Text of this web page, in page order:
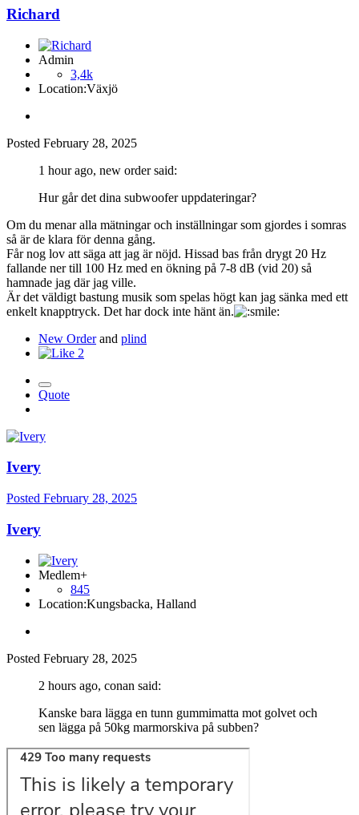
Richard
Admin
3,4k
Location:Växjö
Posted February 28, 2025
1 hour ago, new order said:
Hur går det dina subwoofer uppdateringar?
Om du menar alla mätningar och inställningar som gjordes i somras
så är de klara för denna gång.
Får nog lov att säga att jag är nöjd. Hissad bas från drygt 20 Hz
fallande ner till 100 Hz med en ökning på 7-8 dB (vid 20) så
hamnade jag där jag ville.
Är det väldigt bastung musik som spelas högt kan jag sänka med ett
enkelt knapptryck. Det har dock inte hänt än.
New Orderand plind
2
Quote
Ivery
Posted February 28, 2025
Ivery
Medlem+
845
Location:Kungsbacka, Halland
Posted February 28, 2025
2 hours ago, conan said:
Kanske bara lägga en tunn gummimatta mot golvet och
sen lägga på 50kg marmorskiva på subben?